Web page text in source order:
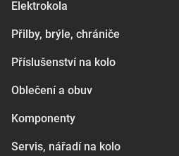
Elektrokola
Přilby, brýle, chrániče
Příslušenství na kolo
Oblečení a obuv
Komponenty
Servis, nářadí na kolo